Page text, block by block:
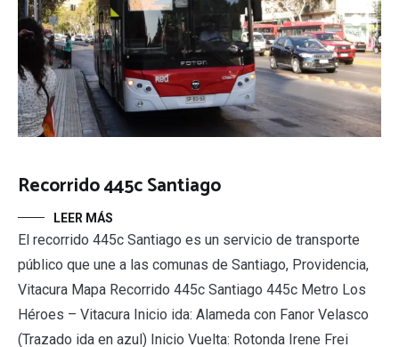
Recorrido 445c Santiago
LEER MÁS
El recorrido 445c Santiago es un servicio de transporte
público que une a las comunas de Santiago, Providencia,
Vitacura Mapa Recorrido 445c Santiago 445c Metro Los
Héroes – Vitacura Inicio ida: Alameda con Fanor Velasco
(Trazado ida en azul) Inicio Vuelta: Rotonda Irene Frei